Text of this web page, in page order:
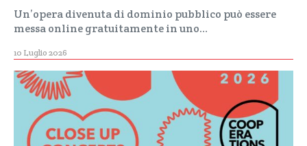
Un’opera divenuta di dominio pubblico può essere
messa online gratuitamente in uno…
10 Luglio 2026